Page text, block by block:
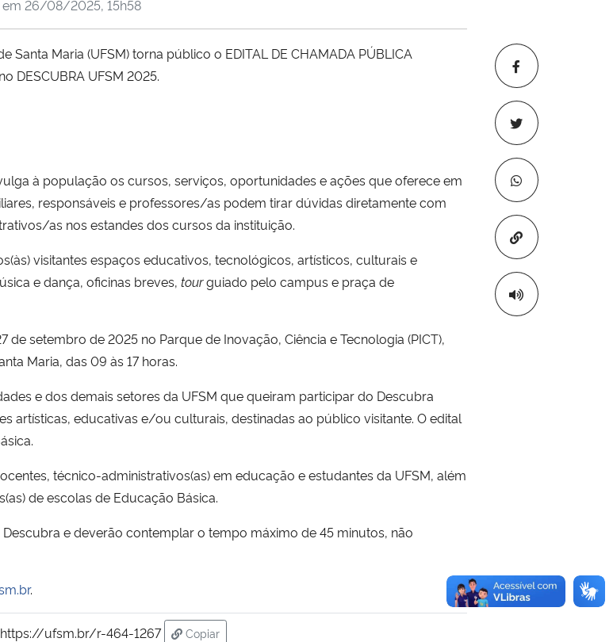
Copiar para
26/08/2025, 15h58
Santa Maria (UFSM) torna público o EDITAL DE CHAMADA PÚBLICA
DESCUBRA UFSM 2025.
à população os cursos, serviços, oportunidades e ações que oferece em
responsáveis e professores/as podem tirar dúvidas diretamente com
as nos estandes dos cursos da instituição.
visitantes espaços educativos, tecnológicos, artísticos, culturais e
e dança, oficinas breves, tourguiado pelo campus e praça de
de setembro de 2025 no Parque de Inovação, Ciência e Tecnologia (PICT),
Maria, das 09 às 17 horas.
e dos demais setores da UFSM que queiram participar do Descubra
artísticas, educativas e/ou culturais, destinadas ao público visitante. O edital
técnico-administrativos(as) em educação e estudantes da UFSM, além
de escolas de Educação Básica.
e deverão contemplar o tempo máximo de 45 minutos, não
.
https://ufsm.br/r-464-1267
Copiar